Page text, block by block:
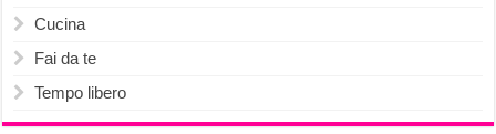
Cucina
Fai da te
Tempo libero